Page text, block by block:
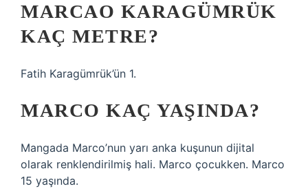
MARCAO KARAGÜMRÜK
KAÇ METRE?
Fatih Karagümrük’ün 1.
MARCO KAÇ YAŞINDA?
Mangada Marco’nun yarı anka kuşunun dijital
olarak renklendirilmiş hali. Marco çocukken. Marco
15 yaşında.